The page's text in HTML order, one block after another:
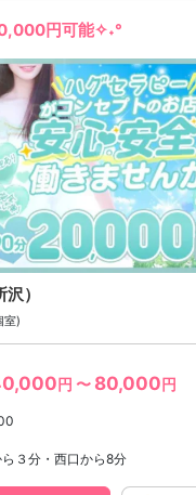
円可能✧˖°
）
室)
円 〜 80,000円
３分・西口から8分